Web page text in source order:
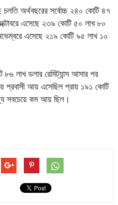
চলতি অর্থবছরের সর্বোচ্চ ২৪০ কোটি ৪৭
এসেছে ২৩৯ কোটি ৫০ লাখ ৮০
এসেছে ২১৯ কোটি ৯৫ লাখ ১০
লাখ ডলার রেমিট্যান্স আসার পর
প্রবাসী আয় এসেছিল প্রায় ১৯১ কোটি
সবচেয়ে কম আয় ছিল।